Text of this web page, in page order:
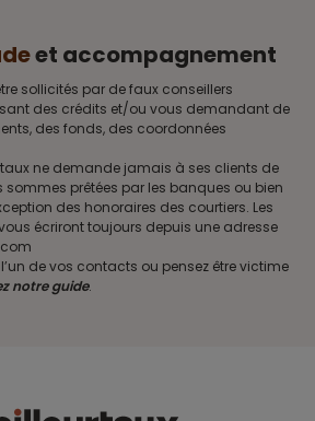
et accompagnement
sollicités par de faux conseillers
des crédits et/ou vous demandant de
des fonds, des coordonnées
ne demande jamais à ses clients de
sommes prêtées par les banques ou bien
des honoraires des courtiers. Les
écriront toujours depuis une adresse
de vos contacts ou pensez être victime
notre guide.